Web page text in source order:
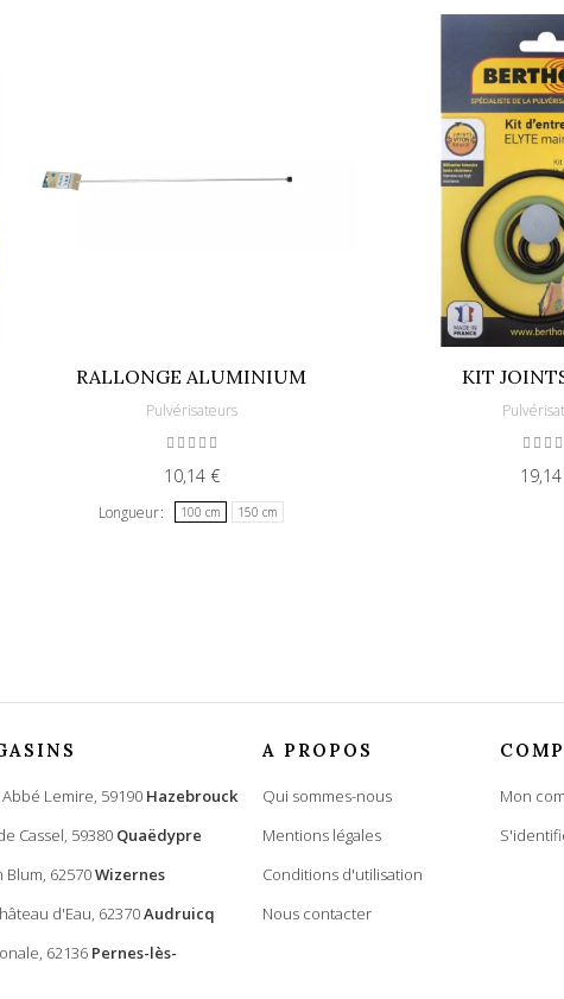
RALLONGE ALUMINIUM
Pulvérisateurs
10,14 €
Longueur 100 cm 150 cm
KIT
Lemire, 59190 Hazebrouck
Cassel, 59380 Quaëdypre
Blum, 62570Wizernes
d'Eau, 62370Audruicq
62136 Pernes-lès-
A PROPOS
Qui sommes-nous
Mentions légales
Conditions d'utilisation
Nous contacter
Mon